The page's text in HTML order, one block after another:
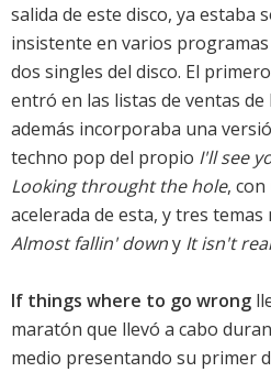
salida de este disco, ya estaba
insistente en varios programas
dos singles del disco. El
entró en las listas de ventas de
además incorporaba una
techno pop del propio I'll see
Looking throught the hole,
acelerada de esta, y tres
Almost fallin' downy It isn't
If things where to go wrong
maratón que llevó a cabo
medio presentando su primer